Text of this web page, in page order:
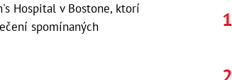
Hospital v Bostone, ktorí
spomínaných